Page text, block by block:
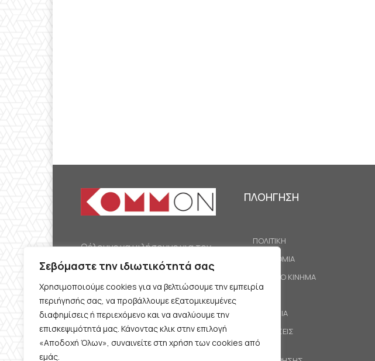
Σεβόμαστε την ιδιωτικότητά σας
Χρησιμοποιούμε cookies για να βελτιώσουμε την εμπειρία
περιήγησής σας, να προβάλλουμε εξατομικευμένες
διαφημίσεις ή περιεχόμενο και να αναλύουμε την
επισκεψιμότητά μας. Κάνοντας κλικ στην επιλογή
«Αποδοχή Όλων», συναινείτε στη χρήση των cookies από
εμάς.
Θέλουμε να μιλήσουμε για τον
κομμουνισμό της εποχής μας,
την αναγκαία αλλά όχι
δεδομένη προοπτική.
Θέλουμε να μιλήσουμε
ταυτόχρονα για την
καθημερινή επιβίωση και τον
ΠΛΟΗΓΗΣΗ
ΠΟΛΙΤΙΚΗ
ΟΙΚΟΝΟΜΙΑ
ΕΡΓΑΤΙΚΟ ΚΙΝΗΜΑ
ΚΟΙΝΩΝΙΑ
ΠΡΟΤΑΣΕΙΣ